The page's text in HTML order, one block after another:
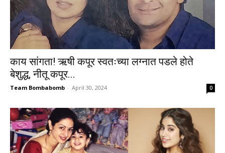
काय सांगता! ऋषी कपूर स्वतःच्या लग्नात पडले होते
बेशुद्ध, नीतू कपूर...
Team Bombabomb - April 30, 2024 0